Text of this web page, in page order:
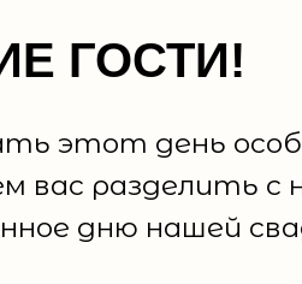
ГОСТИ!
этот день
вас разделить с
дню нашей